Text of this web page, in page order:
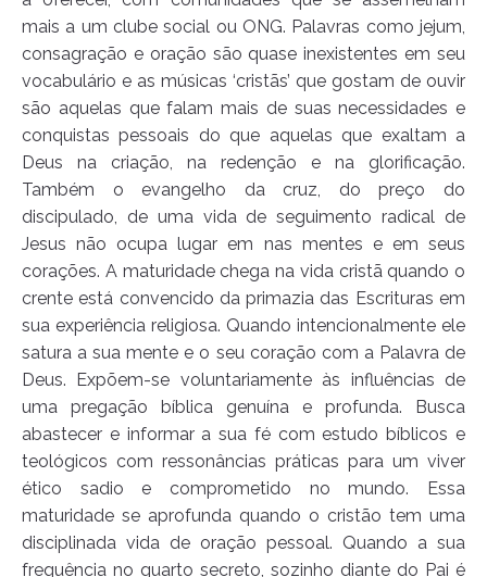
mais a um clube social ou ONG. Palavras como jejum,
consagração e oração são quase inexistentes em seu
vocabulário e as músicas ‘cristãs’ que gostam de ouvir
são aquelas que falam mais de suas necessidades e
conquistas pessoais do que aquelas que exaltam a
Deus na criação, na redenção e na glorificação.
Também o evangelho da cruz, do preço do
discipulado, de uma vida de seguimento radical de
Jesus não ocupa lugar em nas mentes e em seus
corações. A maturidade chega na vida cristã quando o
crente está convencido da primazia das Escrituras em
sua experiência religiosa. Quando intencionalmente ele
satura a sua mente e o seu coração com a Palavra de
Deus. Expõem-se voluntariamente às influências de
uma pregação bíblica genuína e profunda. Busca
abastecer e informar a sua fé com estudo bíblicos e
teológicos com ressonâncias práticas para um viver
ético sadio e comprometido no mundo. Essa
maturidade se aprofunda quando o cristão tem uma
disciplinada vida de oração pessoal. Quando a sua
frequência no quarto secreto, sozinho diante do Pai é